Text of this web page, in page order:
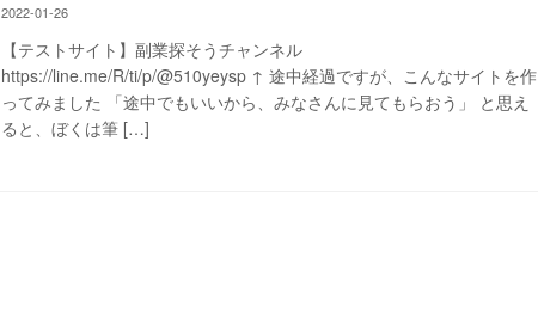
2022-01-26
【テストサイト】副業探そうチャンネル
https://line.me/R/ti/p/@510yeysp ↑ 途中経過ですが、こんなサイトを作
ってみました 「途中でもいいから、みなさんに見てもらおう」 と思え
ると、ぼくは筆 […]